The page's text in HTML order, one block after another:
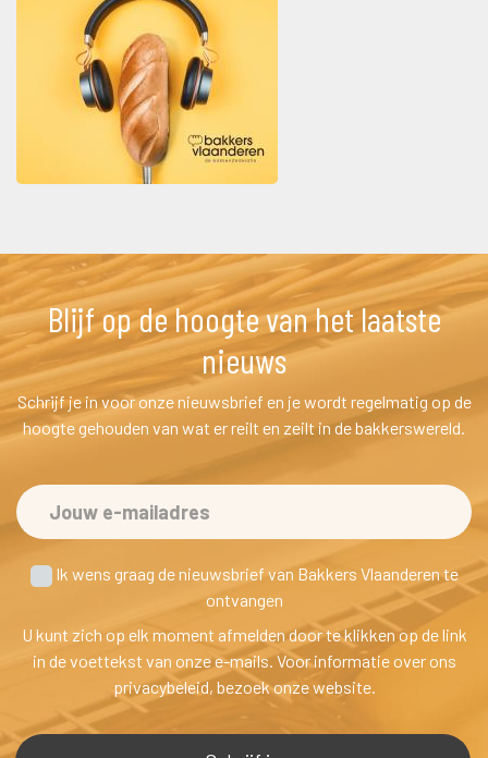
Blijf op de hoogte van het laatste
nieuw
Schrijf je in voor onze nieuwsbrief en je wordt regelmatig op de
hoogte gehouden van wat er reilt en zeilt in de bakkerswereld.
Ik wens graag de nieuwsbrief van Bakkers Vlaanderen te
ontvangen
U kunt zich op elk moment afmelden door te klikken op de link
in de voettekst van onze e-mails. Voor informatie over ons
privacybeleid, bezoek onze website.